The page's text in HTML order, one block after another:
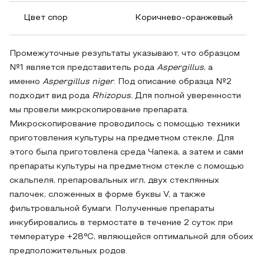
Цвет спор Коричнево-оранжевый
Промежуточные результаты указывают, что образцом
№1 является представитель рода Aspergillus, а
именно Aspergillus niger. Под описание образца №2
подходит вид рода Rhizopus. Для полной уверенности
мы провели микрскопирование препарата.
Микроскопирование проводилось с помощью техники
приготовления культуры на предметном стекле. Для
этого была приготовлена среда Чапека, а затем и сами
препараты культуры на предметном стекле с помощью
скальпеля, препаровальных игл, двух стеклянных
палочек, сложенных в форме буквы V, а также
фильтровальной бумаги. Полученные препараты
инкубировались в термостате в течение 2 суток при
температуре +28°C, являющейся оптимальной для обоих
предположительных родов.